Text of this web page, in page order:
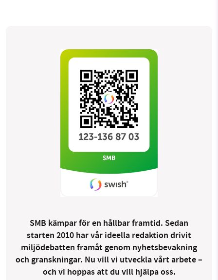
SMB kämpar för en hållbar framtid. Sedan
starten 2010 har vår ideella redaktion drivit
miljödebatten framåt genom nyhetsbevakning
och granskningar. Nu vill vi utveckla vårt arbete –
och vi hoppas att du vill hjälpa oss.